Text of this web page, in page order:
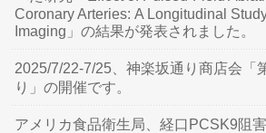
Coronary Arteries: A Longitudinal
Imaging」の結果が発表されました。
2025/7/22-7/25、神楽坂通り商店会「
り」の開催です。
アメリカ食品衛生局、経口PCSK9阻